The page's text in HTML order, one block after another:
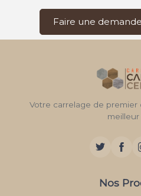
Faire une
Votre carrelage de premier
meilleur
Nos